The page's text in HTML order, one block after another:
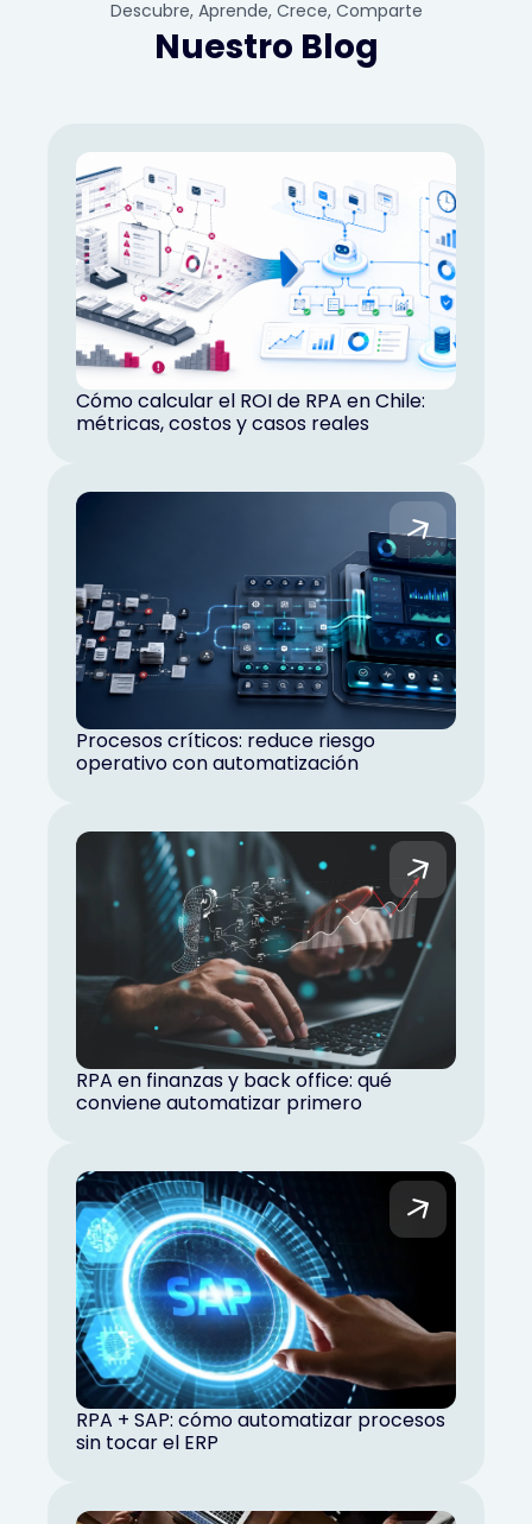
Descubre, Aprende, Crece, Comparte
Nuestro Blog
Cómo calcular el ROI de RPA en Chile:
métricas, costos y casos reales
Procesos críticos: reduce riesgo
operativo con automatización
RPA en finanzas y back office: qué
conviene automatizar primero
RPA + SAP: cómo automatizar procesos
sin tocar el ERP